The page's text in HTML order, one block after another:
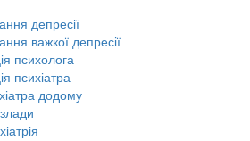
депресії
важкої депресії
психолога
психіатра
додому